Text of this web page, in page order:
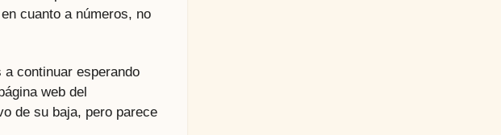
cuanto a números, no
continuar esperando
web del
de su baja, pero parece